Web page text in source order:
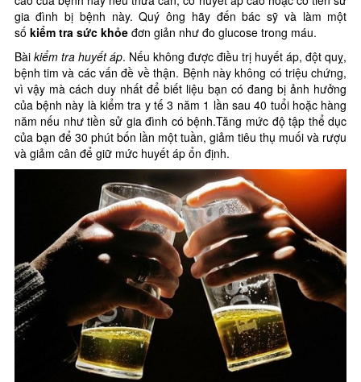
gia đình bị bệnh này. Quý ông hãy đến bác sỹ và làm một
số kiểm tra sức khỏeđơn giản như đo glucose trong máu.
Bài kiểm tra huyết áp. Nếu không được điều trị huyết áp, đột quỵ,
bệnh tim và các vấn đề về thận. Bệnh này không có triệu chứng,
vì vậy mà cách duy nhất để biết liệu bạn có đang bị ảnh hưởng
của bệnh này là kiểm tra y tế 3 năm 1 lần sau 40 tuổi hoặc hàng
năm nếu như tiền sử gia đình có bệnh.Tăng mức độ tập thể dục
của bạn để 30 phút bốn lần một tuần, giảm tiêu thụ muối và rượu
và giảm cân để giữ mức huyết áp ổn định.